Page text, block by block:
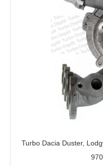
Turbo Dacia Duster,